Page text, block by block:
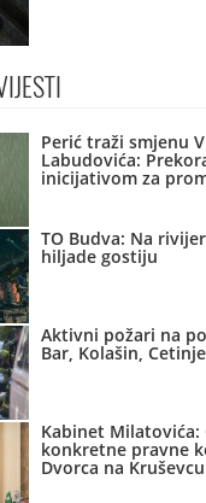
Perić traži smjenu
Labudovića:
inicijativom za
TO Budva: Na
hiljade gostiju
Aktivni požari na
Bar, Kolašin,
Kabinet Milatovića:
konkretne pravne
Dvorca na